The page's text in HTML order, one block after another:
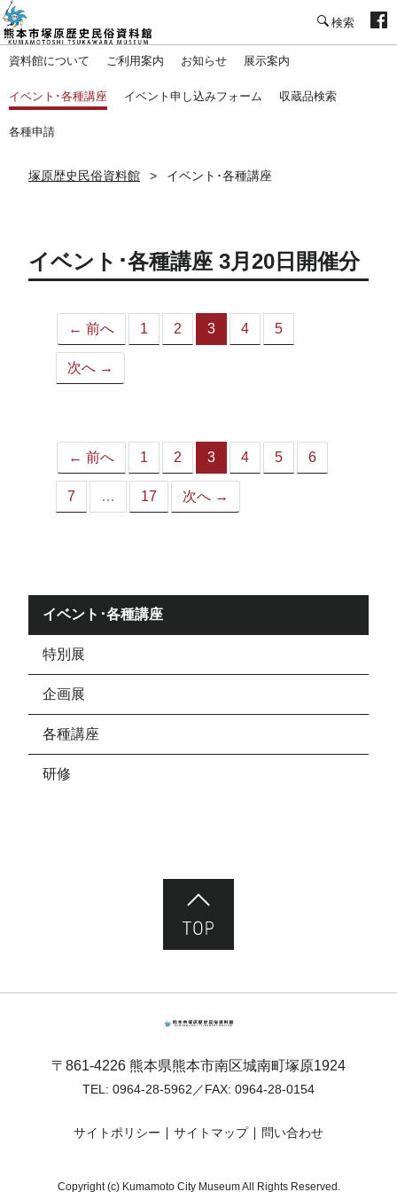
資料館について ご利用案内 お知らせ 展示案内
イベント･各種講座 イベント申し込みフォーム 収蔵品検索
各種申請
塚原歴史民俗資料館 イベント･各種講座
イベント･各種講座 3月20日開催分
← 前へ 1 2 3
（こ
4 5
次へ →
← 前へ 1 2 3
（こ
の
4 5 6
7 … 17 次へ →
イベント･各種講座
特別展
企画展
各種講座
研修
〒861-4226 熊本県熊本市南区城南町塚原1924
TEL: 0964-28-5962 ／FAX: 0964-28-0154
サイトポリシー サイトマップ 問い合わせ
Copyright (c) Kumamoto City Museum All Rights Reserved.